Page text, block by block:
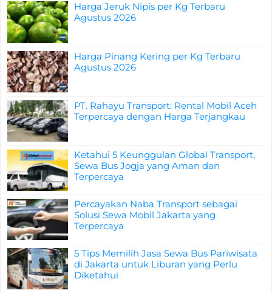
Harga Jeruk Nipis per Kg Terbaru
Agustus 2026
Harga Pinang Kering per Kg Terbaru
Agustus 2026
PT. Rahayu Transport: Rental Mobil Aceh
Terpercaya dengan Harga Terjangkau
Ketahui 5 Keunggulan Global Transport,
Sewa Bus Jogja yang Aman dan
Terpercaya
Percayakan Naba Transport sebagai
Solusi Sewa Mobil Jakarta yang
Terpercaya
5 Tips Memilih Jasa Sewa Bus Pariwisata
di Jakarta untuk Liburan yang Perlu
Diketahui